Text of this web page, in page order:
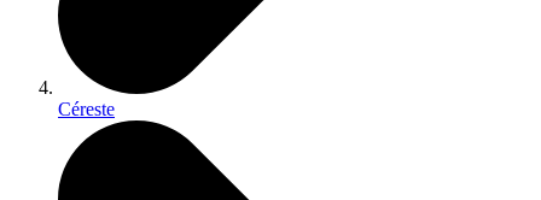
Céreste